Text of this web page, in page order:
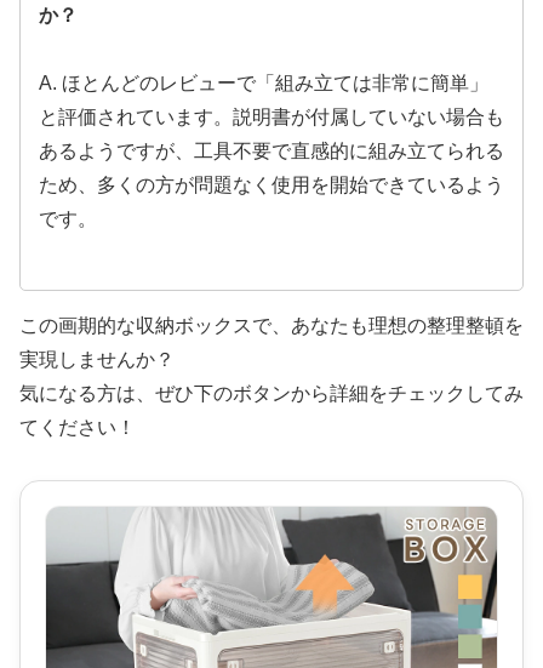
か？
A. ほとんどのレビューで「組み立ては非常に簡単」
と評価されています。説明書が付属していない場合も
あるようですが、工具不要で直感的に組み立てられる
ため、多くの方が問題なく使用を開始できているよう
です。
この画期的な収納ボックスで、あなたも理想の整理整頓を
実現しませんか？
気になる方は、ぜひ下のボタンから詳細をチェックしてみ
てください！